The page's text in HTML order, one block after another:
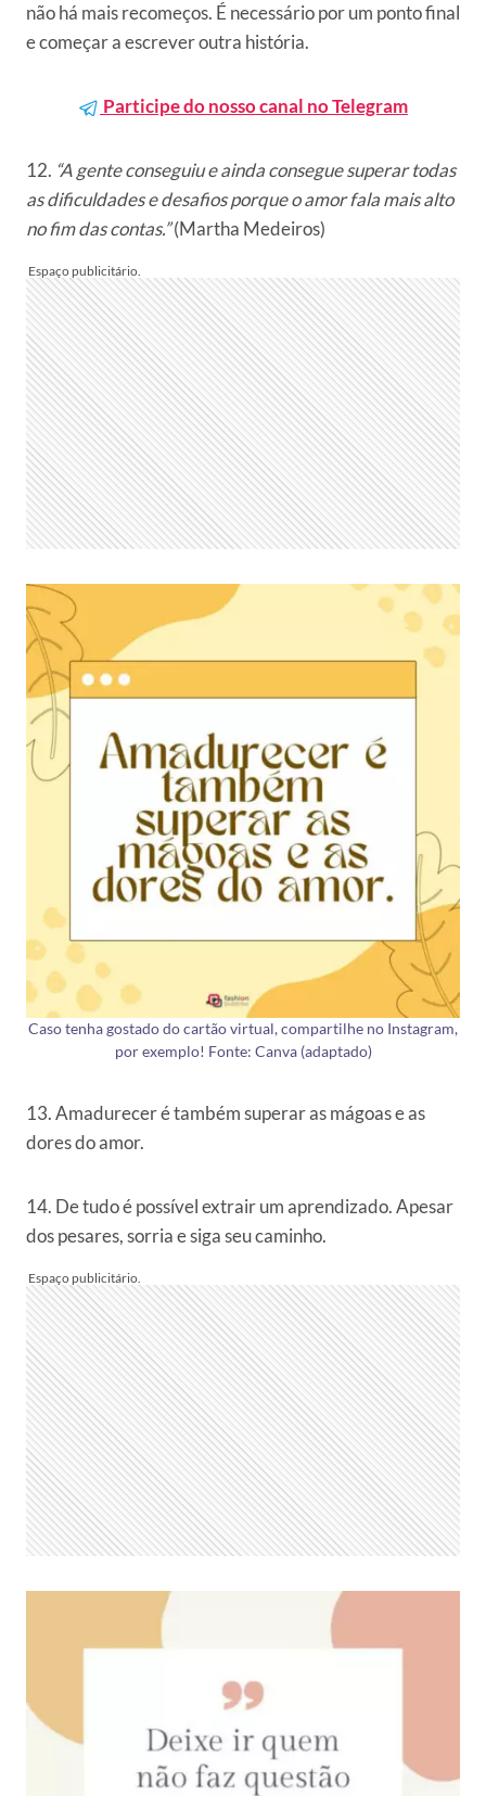
não há mais recomeços. É necessário por um ponto final
e começar a escrever outra história.
Participe do nosso canal no Telegram
12. “A gente conseguiu e ainda consegue superar todas
as dificuldades e desafios porque o amor fala mais alto
no fim das contas.”(Martha Medeiros)
Caso tenha gostado do cartão virtual, compartilhe no Instagram,
por exemplo! Fonte: Canva (adaptado)
13. Amadurecer é também superar as mágoas e as
dores do amor.
14. De tudo é possível extrair um aprendizado. Apesar
dos pesares, sorria e siga seu caminho.